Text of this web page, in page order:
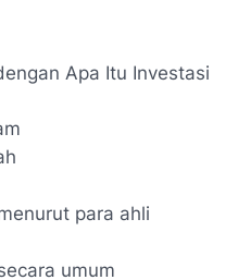
Apa Itu Investasi
para ahli
umum